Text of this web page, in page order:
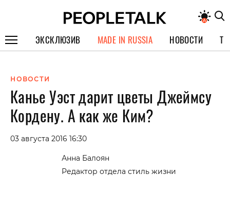
ЭКСКЛЮЗИВ
СПЕЦПРОЕКТЫ
ИНТЕРВЬЮ
ПОКОЛЕНИЕ
MADE IN RUSSIA НОВОСТИ
НОВОСТИ
Канье Уэст дарит цветы Джеймсу
Кордену. А как же Ким?
03 августа 2016 16:30
Анна Балоян
Редактор отдела стиль жизни